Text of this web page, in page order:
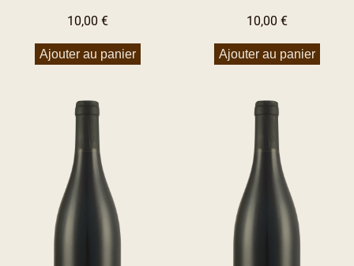
10,00 €
Ajouter au panier
10,00 €
Ajouter au panier